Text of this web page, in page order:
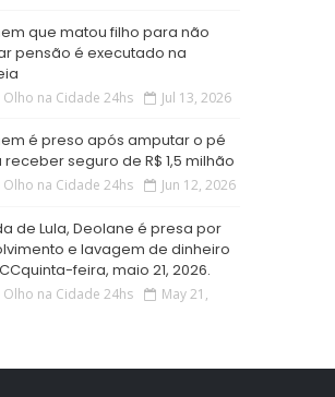
que matou filho para não
pensão é executado na
Olho na Cidade 24hs Jul 13, 2026
é preso após amputar o pé
seguro de R$ 1,5 milhão
Olho na Cidade 24hs Jun 12, 2026
de Lula, Deolane é presa por
e lavagem de dinheiro
feira, maio 21, 2026.
Olho na Cidade 24hs
May 21,